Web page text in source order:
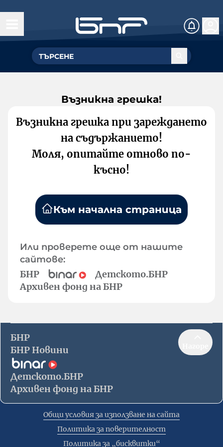
Възникна грешка!
Възникна грешка при зареждането
на съдържанието!
Моля, опитайте отново по-
късно!
Към начална страница
Или проверете още от нашите
сайтове:
БНР
Детското.БНР
Архивен фонд на БНР
БНР
БНР Новини
Детското.БНР
Архивен фонд на БНР
Общи условия за използване на сайта
Политика за поверителност
Политика за „бисквитки“